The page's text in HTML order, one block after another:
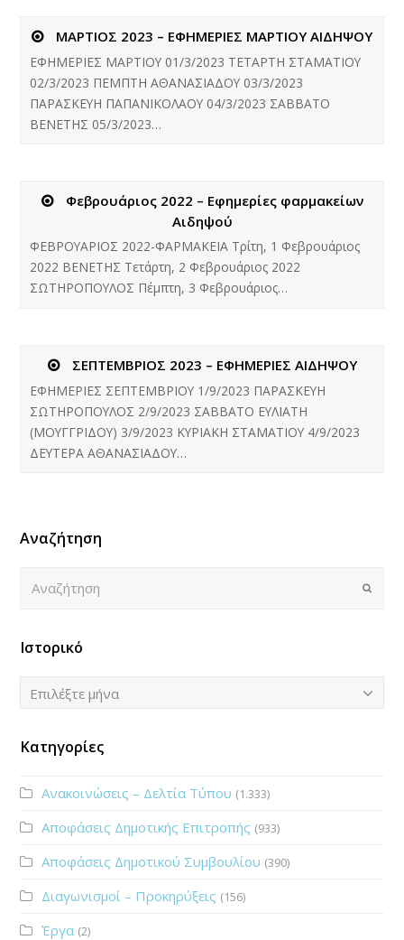
ΜΑΡΤΙΟΣ 2023 – ΕΦΗΜΕΡΙΕΣ ΜΑΡΤΙΟΥ ΑΙΔΗΨΟΥ
ΕΦΗΜΕΡΙΕΣ ΜΑΡΤΙΟΥ 01/3/2023 ΤΕΤΑΡΤΗ ΣΤΑΜΑΤΙΟΥ
02/3/2023 ΠΕΜΠΤΗ ΑΘΑΝΑΣΙΑΔΟΥ 03/3/2023
ΠΑΡΑΣΚΕΥΗ ΠΑΠΑΝΙΚΟΛΑΟΥ 04/3/2023 ΣΑΒΒΑΤΟ
ΒΕΝΕΤΗΣ 05/3/2023…
Φεβρουάριος 2022 – Εφημερίες φαρμακείων
Αιδηψού
ΦΕΒΡΟΥΑΡΙΟΣ 2022-ΦΑΡΜΑΚΕΙΑ Τρίτη, 1 Φεβρουάριος
2022 ΒΕΝΕΤΗΣ Τετάρτη, 2 Φεβρουάριος 2022
ΣΩΤΗΡΟΠΟΥΛΟΣ Πέμπτη, 3 Φεβρουάριος…
ΣΕΠΤΕΜΒΡΙΟΣ 2023 – ΕΦΗΜΕΡΙΕΣ ΑΙΔΗΨΟΥ
ΕΦΗΜΕΡΙΕΣ ΣΕΠΤΕΜΒΡΙΟΥ 1/9/2023 ΠΑΡΑΣΚΕΥΗ
ΣΩΤΗΡΟΠΟΥΛΟΣ 2/9/2023 ΣΑΒΒΑΤΟ ΕΥΛΙΑΤΗ
(ΜΟΥΓΓΡΙΔΟΥ) 3/9/2023 ΚΥΡΙΑΚΗ ΣΤΑΜΑΤΙΟΥ 4/9/2023
ΔΕΥΤΕΡΑ ΑΘΑΝΑΣΙΑΔΟΥ…
Αναζήτηση
Submit
Ιστορικό
Ιστορικό
Επιλέξτε μήνα
Κατηγορίες
Ανακοινώσεις – Δελτία Τύπου (1.333)
Αποφάσεις Δημοτικής Επιτροπής (933)
Αποφάσεις Δημοτικού Συμβουλίου (390)
Διαγωνισμοί – Προκηρύξεις (156)
Έργα (2)